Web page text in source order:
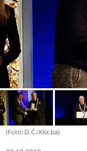
(Foto: D. Ć./Klix.ba)